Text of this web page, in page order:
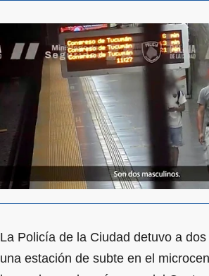
La Policía de la Ciudad detuvo a
una estación de subte en el